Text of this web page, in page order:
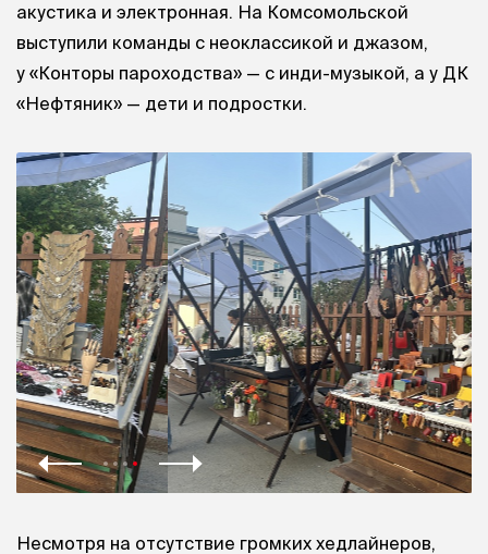
акустика и электронная. На Комсомольской
выступили команды с неоклассикой и джазом,
у «Конторы пароходства» — с инди-музыкой, а у ДК
«Нефтяник» — дети и подростки.
Несмотря на отсутствие громких хедлайнеров,